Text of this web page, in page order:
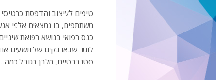
טיפים לעיצוב והדפסת
משתתפים, בו נמצאים אלפי
כנס רפואי בנושא רפואת
לומר שבארנקים של תשעים
סטנדרטיים, מלבן בגודל